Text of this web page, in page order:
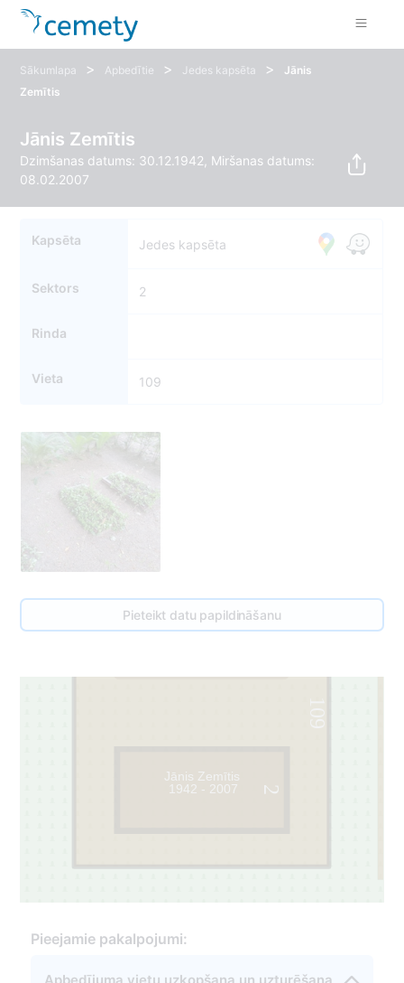
Sākumlapa > Apbedītie > Jedes kapsēta >
Jānis
Zemītis
Jānis Zemītis
Dzimšanas datums: 30.12.1942, Miršanas datums:
08.02.2007
Kapsēta Jedes kapsēta
Sektors 2
Rinda
Vieta 109
Pieteikt datu papildināšanu
109
2
Jānis Zemītis
1942 - 2007
Pieejamie pakalpojumi: